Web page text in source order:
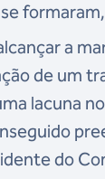
a
de um
lacuna
do